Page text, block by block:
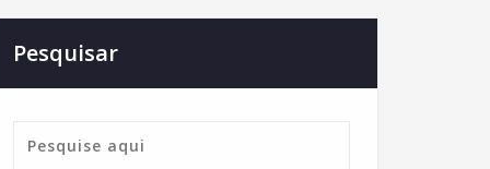
Pesquisar